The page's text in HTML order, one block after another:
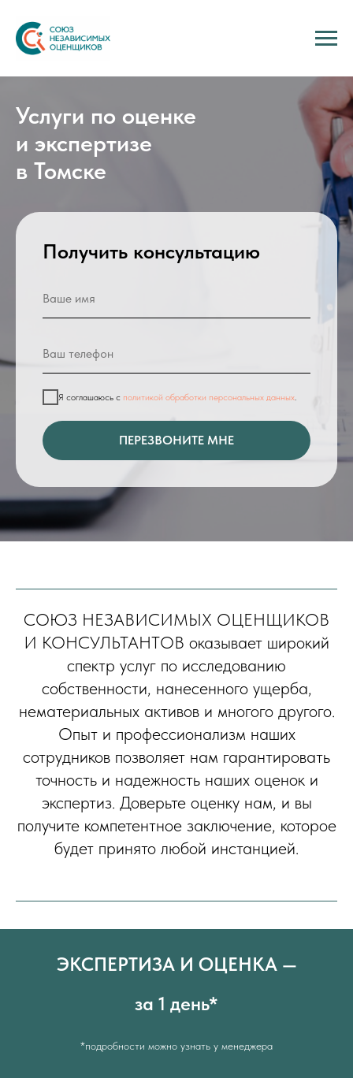
Услуги по оценке
и экспертизе
в Томске
Получить консультацию
Я соглашаюсь с политикой обработки персональных данных
ПЕРЕЗВОНИТЕ МНЕ
СОЮЗ НЕЗАВИСИМЫХ ОЦЕНЩИКОВ
И КОНСУЛЬТАНТОВ оказывает широкий
спектр услуг по исследованию
собственности, нанесенного ущерба,
нематериальных активов и многого другого.
Опыт и профессионализм наших
сотрудников позволяет нам гарантировать
точность и надежность наших оценок и
экспертиз. Доверьте оценку нам, и вы
получите компетентное заключение, которое
будет принято любой инстанцией.
ЭКСПЕРТИЗА И ОЦЕНКА —
за 1 день*
*подробности можно узнать у менеджера